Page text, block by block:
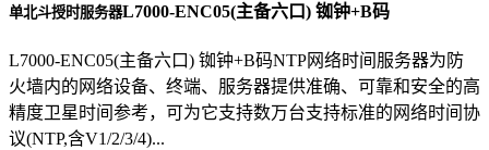
单北斗授时服务器L7000-ENC05(主备六口) 铷钟+B码
L7000-ENC05(主备六口) 铷钟+B码NTP网络时间服务器为防
火墙内的网络设备、终端、服务器提供准确、可靠和安全的高
精度卫星时间参考，可为它支持数万台支持标准的网络时间协
议(NTP,含V1/2/3/4)...